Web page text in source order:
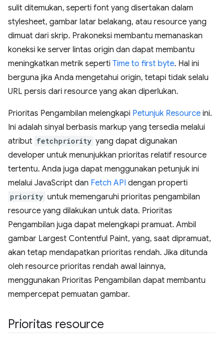
sulit ditemukan, seperti font yang disertakan dalam
stylesheet, gambar latar belakang, atau resource yang
dimuat dari skrip. Prakoneksi membantu memanaskan
koneksi ke server lintas origin dan dapat membantu
meningkatkan metrik seperti Time to first byte. Hal ini
berguna jika Anda mengetahui origin, tetapi tidak selalu
URL persis dari resource yang akan diperlukan.
Prioritas Pengambilan melengkapi Petunjuk Resource ini.
Ini adalah sinyal berbasis markup yang tersedia melalui
atribut fetchpriority yang dapat digunakan
developer untuk menunjukkan prioritas relatif resource
tertentu. Anda juga dapat menggunakan petunjuk ini
melalui JavaScript dan Fetch API dengan properti
priority untuk memengaruhi prioritas pengambilan
resource yang dilakukan untuk data. Prioritas
Pengambilan juga dapat melengkapi pramuat. Ambil
gambar Largest Contentful Paint, yang, saat dipramuat,
akan tetap mendapatkan prioritas rendah. Jika ditunda
oleh resource prioritas rendah awal lainnya,
menggunakan Prioritas Pengambilan dapat membantu
mempercepat pemuatan gambar.
Prioritas resource